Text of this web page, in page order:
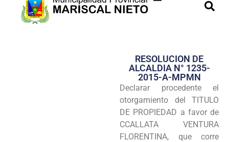
Transparencia
Seguridad
Programas
Intranet
RESOLUCION DE
ALCALDIA N° 1235-
2015-A-MPMN
Declarar procedente el
otorgamiento del TITULO
DE PROPIEDAD a favor de
CCALLATA VENTURA
FLORENTINA, que corre